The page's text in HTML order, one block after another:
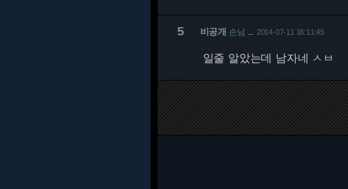
5 비공개 손님 2014-07-11 16:11:45
일줄 알았는데 남자네 ㅅㅂ